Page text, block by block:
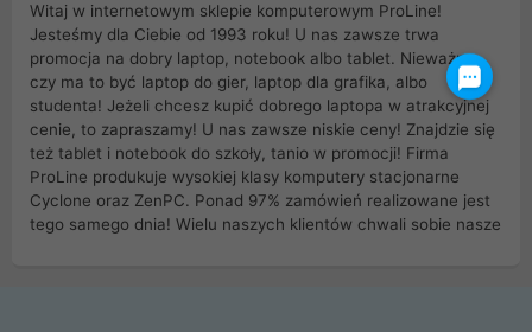
Witaj w internetowym sklepie komputerowym ProLine!
Jesteśmy dla Ciebie od 1993 roku! U nas zawsze trwa
promocja na dobry laptop, notebook albo tablet. Nieważne
czy ma to być laptop do gier, laptop dla grafika, albo
studenta! Jeżeli chcesz kupić dobrego laptopa w atrakcyjnej
cenie, to zapraszamy! U nas zawsze niskie ceny! Znajdzie się
też tablet i notebook do szkoły, tanio w promocji! Firma
ProLine produkuje wysokiej klasy komputery stacjonarne
Cyclone oraz ZenPC. Ponad 97% zamówień realizowane jest
tego samego dnia! Wielu naszych klientów chwali sobie nasze